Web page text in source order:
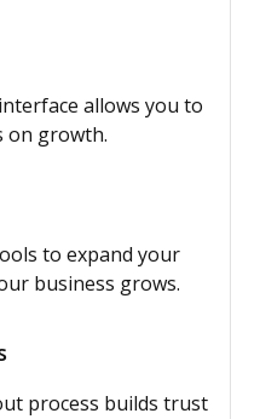
allows you to
on growth.
to expand your
business grows.
process builds trust